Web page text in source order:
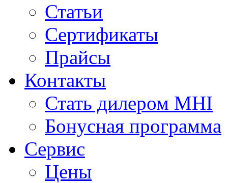
Статьи
Сертификаты
Прайсы
Контакты
Стать дилером MHI
Бонусная программа
Сервис
Цены